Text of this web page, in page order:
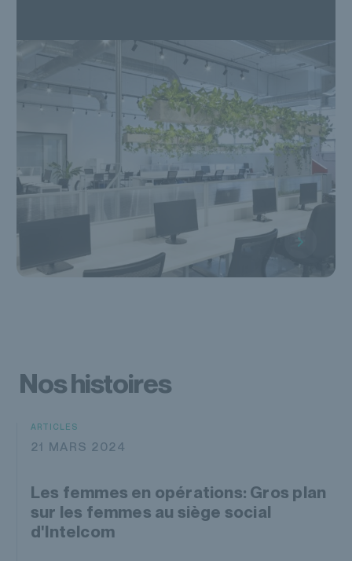
Nos histoires
ARTICLES
21 MARS 2024
Les femmes en opérations: Gros plan
sur les femmes au siège social
d'Intelcom